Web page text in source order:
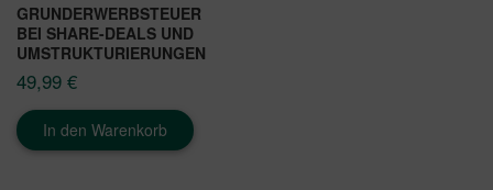
GRUNDERWERBSTEUER
BEI SHARE-DEALS UND
UMSTRUKTURIERUNGEN
49,99 €
In den Warenkorb